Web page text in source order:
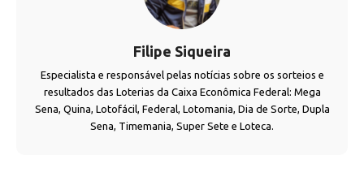
Filipe Siqueira
Especialista e responsável pelas notícias sobre os sorteios e
resultados das Loterias da Caixa Econômica Federal: Mega
Sena, Quina, Lotofácil, Federal, Lotomania, Dia de Sorte, Dupla
Sena, Timemania, Super Sete e Loteca.